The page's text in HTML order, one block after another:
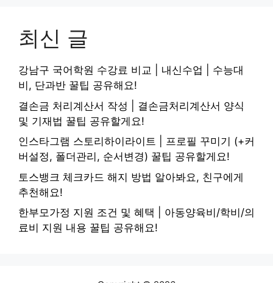
최신 글
강남구 국어학원 수강료 비교 | 내신수업 | 수능대
비, 단과반 꿀팁 공유해요!
결손금 처리계산서 작성 | 결손금처리계산서 양식
및 기재법 꿀팁 공유할게요!
인스타그램 스토리하이라이트 | 프로필 꾸미기 (+커
버설정, 폴더관리, 순서변경) 꿀팁 공유할게요!
토스뱅크 체크카드 해지 방법 알아봐요, 친구에게
추천해요!
한부모가정 지원 조건 및 혜택 | 아동양육비/학비/의
료비 지원 내용 꿀팁 공유해요!